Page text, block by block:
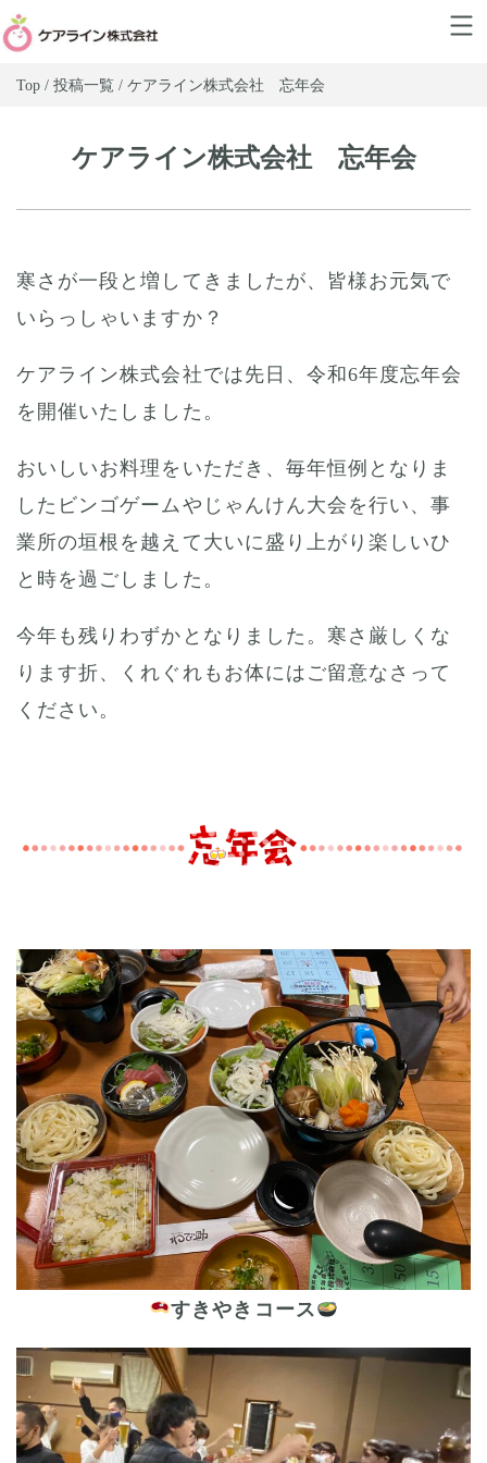
Top / 投稿一覧 / ケアライン株式会社 忘年会
ケアライン株式会社 忘年会
寒さが一段と増してきましたが、皆様お元気で
いらっしゃいますか？
ケアライン株式会社では先日、令和6年度忘年会
を開催いたしました。
おいしいお料理をいただき、毎年恒例となりま
したビンゴゲームやじゃんけん大会を行い、事
業所の垣根を越えて大いに盛り上がり楽しいひ
と時を過ごしました。
今年も残りわずかとなりました。寒さ厳しくな
ります折、くれぐれもお体にはご留意なさって
ください。
すきやきコース